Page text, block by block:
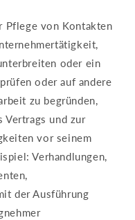
Pflege von Kontakten
oder ein
oder auf andere
zu begründen,
Vertrags und zur
vor seinem
Verhandlungen,
der Ausführung